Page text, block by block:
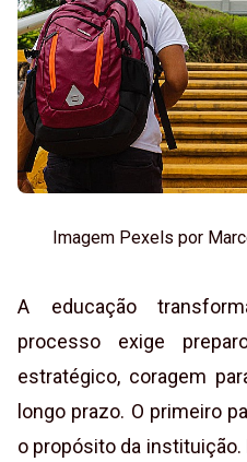
Imagem Pexels por
A educação
processo exige
estratégico, coragem
longo prazo. O primeiro
o propósito da